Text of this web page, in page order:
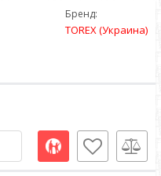
Бренд:
TOREX (Украина)